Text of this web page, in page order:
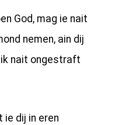
God, mag ie nait
nemen, ain dij
ik nait ongestraft
ie dij in eren